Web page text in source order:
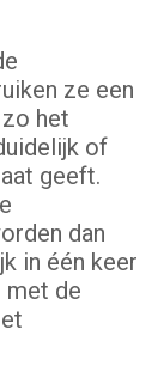
ze een
het
of
geeft.
dan
in één keer
met de